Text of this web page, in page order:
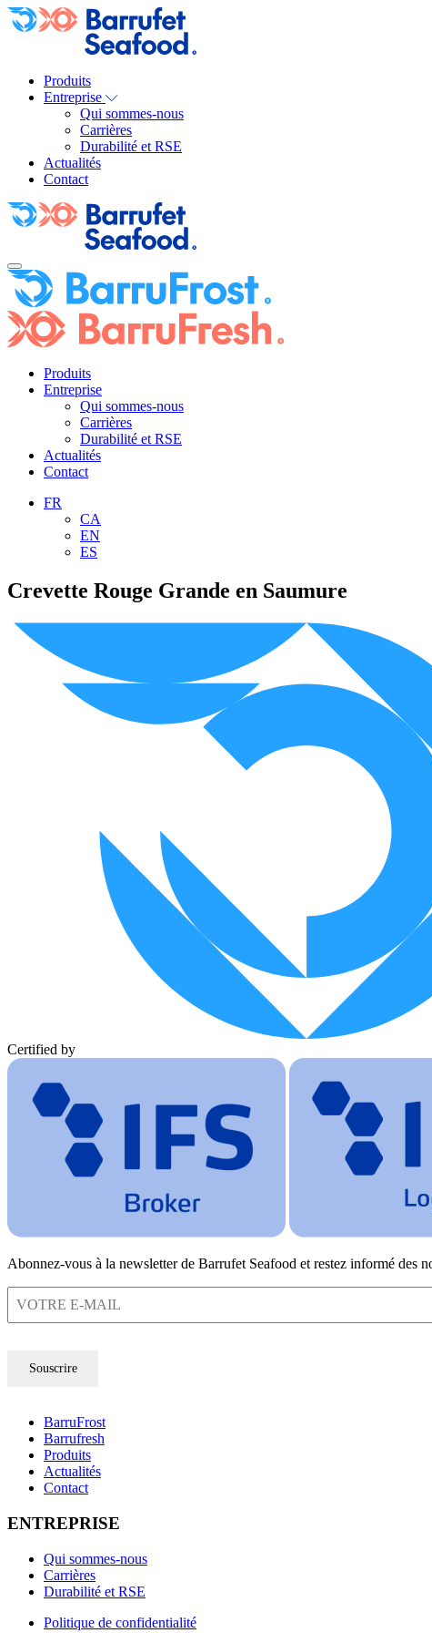
Produits
Entreprise
Qui sommes-nous
Carrières
Durabilité et RSE
Actualités
Contact
Produits
Entreprise
Qui sommes-nous
Carrières
Durabilité et RSE
Actualités
Contact
FR
CA
EN
ES
Crevette Rouge Grande en Saumure
Certified by
Abonnez-vous à la newsletter de Barrufet Seafood et restez informé des
Souscrire
BarruFrost
Barrufresh
Produits
Actualités
Contact
ENTREPRISE
Qui sommes-nous
Carrières
Durabilité et RSE
Politique de confidentialité